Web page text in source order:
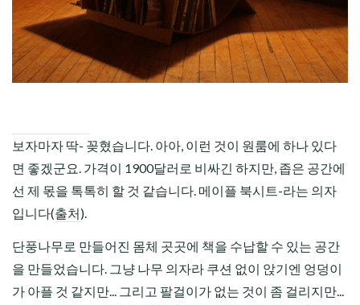
보자마자 딱- 꽂혔습니다. 아아, 이런 것이 원룸에 하나 있다
면 좋겠군요. 가격이 1900달러로 비싸긴 하지만, 좁은 공간에
선 제 몫을 톡톡히 할 것 같습니다. 메이플 북시트-라는 의자
입니다(출처).
단풍나무로 만들어진 몸체 곳곳에 책을 수납할 수 있는 공간
을 만들었습니다. 그냥 나무 의자라 쿠션 없이 앉기엔 엉덩이
가 아플 것 같지만... 그리고 팔걸이가 없는 것이 좀 걸리지만...